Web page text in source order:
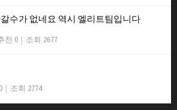
수가 없네요 역시 엘리트팀입니다
천 0 | 조회 2677
| 조회 2774